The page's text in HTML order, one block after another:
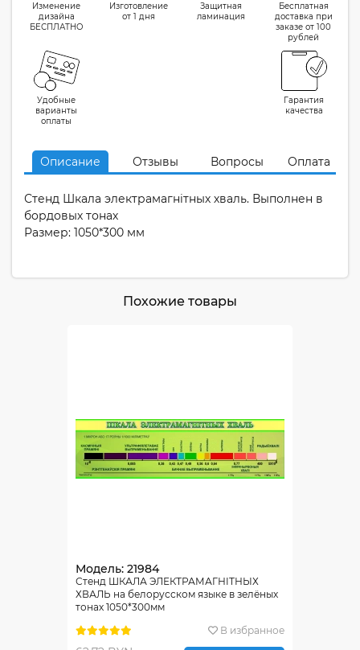
Изменение
дизайна
БЕСПЛАТНО
Изготовление
от 1 дня
Защитная
ламинация
Бесплатная
доставка при
заказе от 100
рублей
Удобные
варианты
оплаты
Гарантия
качества
Описание Отзывы Вопросы Оплата
Стенд Шкала электрамагнiтных хваль. Выполнен в
бордовых тонах
Размер: 1050*300 мм
Похожие товары
Модель: 21984
Стенд ШКАЛА ЭЛЕКТРАМАГНIТНЫХ
ХВАЛЬ на белорусском языке в зелёных
тонах 1050*300мм
В избранное